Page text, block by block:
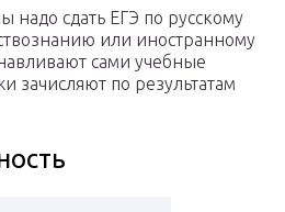
надо сдать ЕГЭ по русскому
или иностранному
сами учебные
зачисляют по результатам